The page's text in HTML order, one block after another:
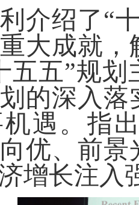
绍了“
重大成就，
五五”规划
的深入落
机遇 。指
优、 前景
增长注入